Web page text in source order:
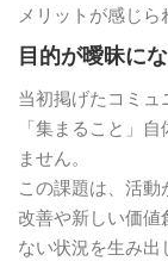
メリットが感じら
目的が曖昧に
当初掲げたコミュ
「集まること」
ません。
この課題は、活
改善や新しい価値
ない状況を生み出